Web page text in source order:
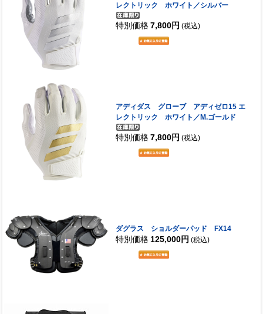
レクトリック ホワイト／シルバー
特別価格 7,800円 (税込)
アディダス グローブ アディゼロ15 エ
レクトリック ホワイト／M.ゴールド
特別価格 7,800円 (税込)
ダグラス ショルダーパッド FX14
特別価格 125,000円 (税込)